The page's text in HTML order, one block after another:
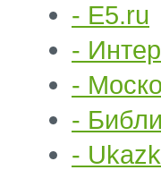
- E5.ru
-
-
-
-